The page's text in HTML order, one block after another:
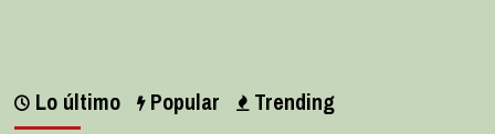
Lo último Popular Trending